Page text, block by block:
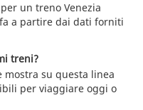
un treno Venezia
a partire dai dati forniti
treni?
su questa linea
per viaggiare oggi o